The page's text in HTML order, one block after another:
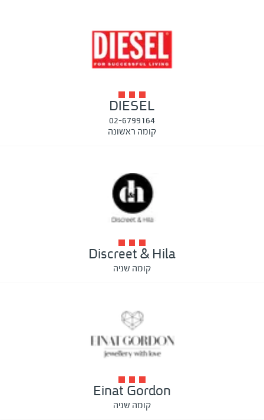
DIESEL
02-6799164
קומה ראשונה
Discreet & Hila
קומה שניה
Einat Gordon
קומה שניה